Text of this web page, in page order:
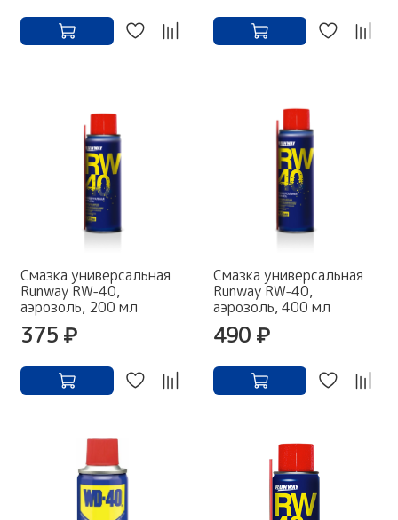
Смазка универсальная
Runway RW-40,
аэрозоль, 200 мл
375 ₽
Смазка универсальная
Runway RW-40,
аэрозоль, 400 мл
490 ₽